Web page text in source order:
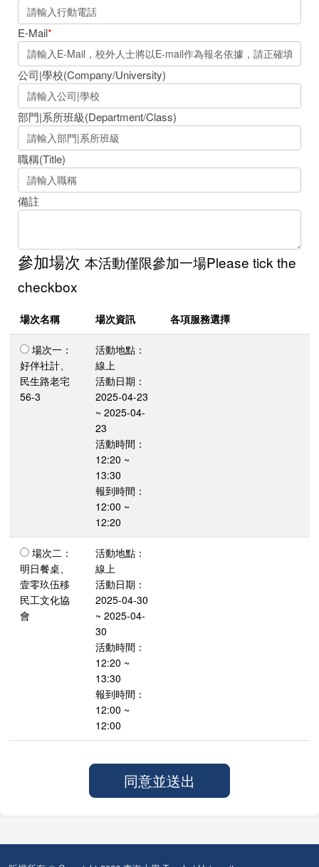
E-Mail*
公司|學校(Company/University)
部門|系所班級(Department/Class)
職稱(Title)
備註
參加場次 本活動僅限參加一場Please tick the
checkbox
場次名稱 場次資訊 各項服務選擇
好伴社計、
民生路老宅
56-3
活動地點：
線上
活動日期：
2025-04-23
~ 2025-04-
23
活動時間：
12:20 ~
13:30
報到時間：
12:00 ~
12:20
明日餐桌、
壹零玖伍移
民工文化協
會
活動地點：
線上
活動日期：
2025-04-30
~ 2025-04-
30
活動時間：
12:20 ~
13:30
報到時間：
12:00 ~
12:00